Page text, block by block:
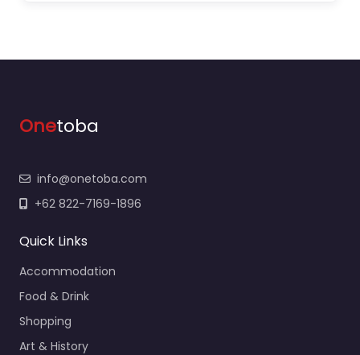
Onetoba
info@onetoba.com
+62 822-7169-1896
Quick Links
Accommodation
Food & Drink
Shopping
Art & History